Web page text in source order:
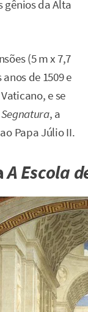
gênios da Alta
(5 m x 7,7
de 1509 e
e se
, a
Papa Júlio II.
A Escola